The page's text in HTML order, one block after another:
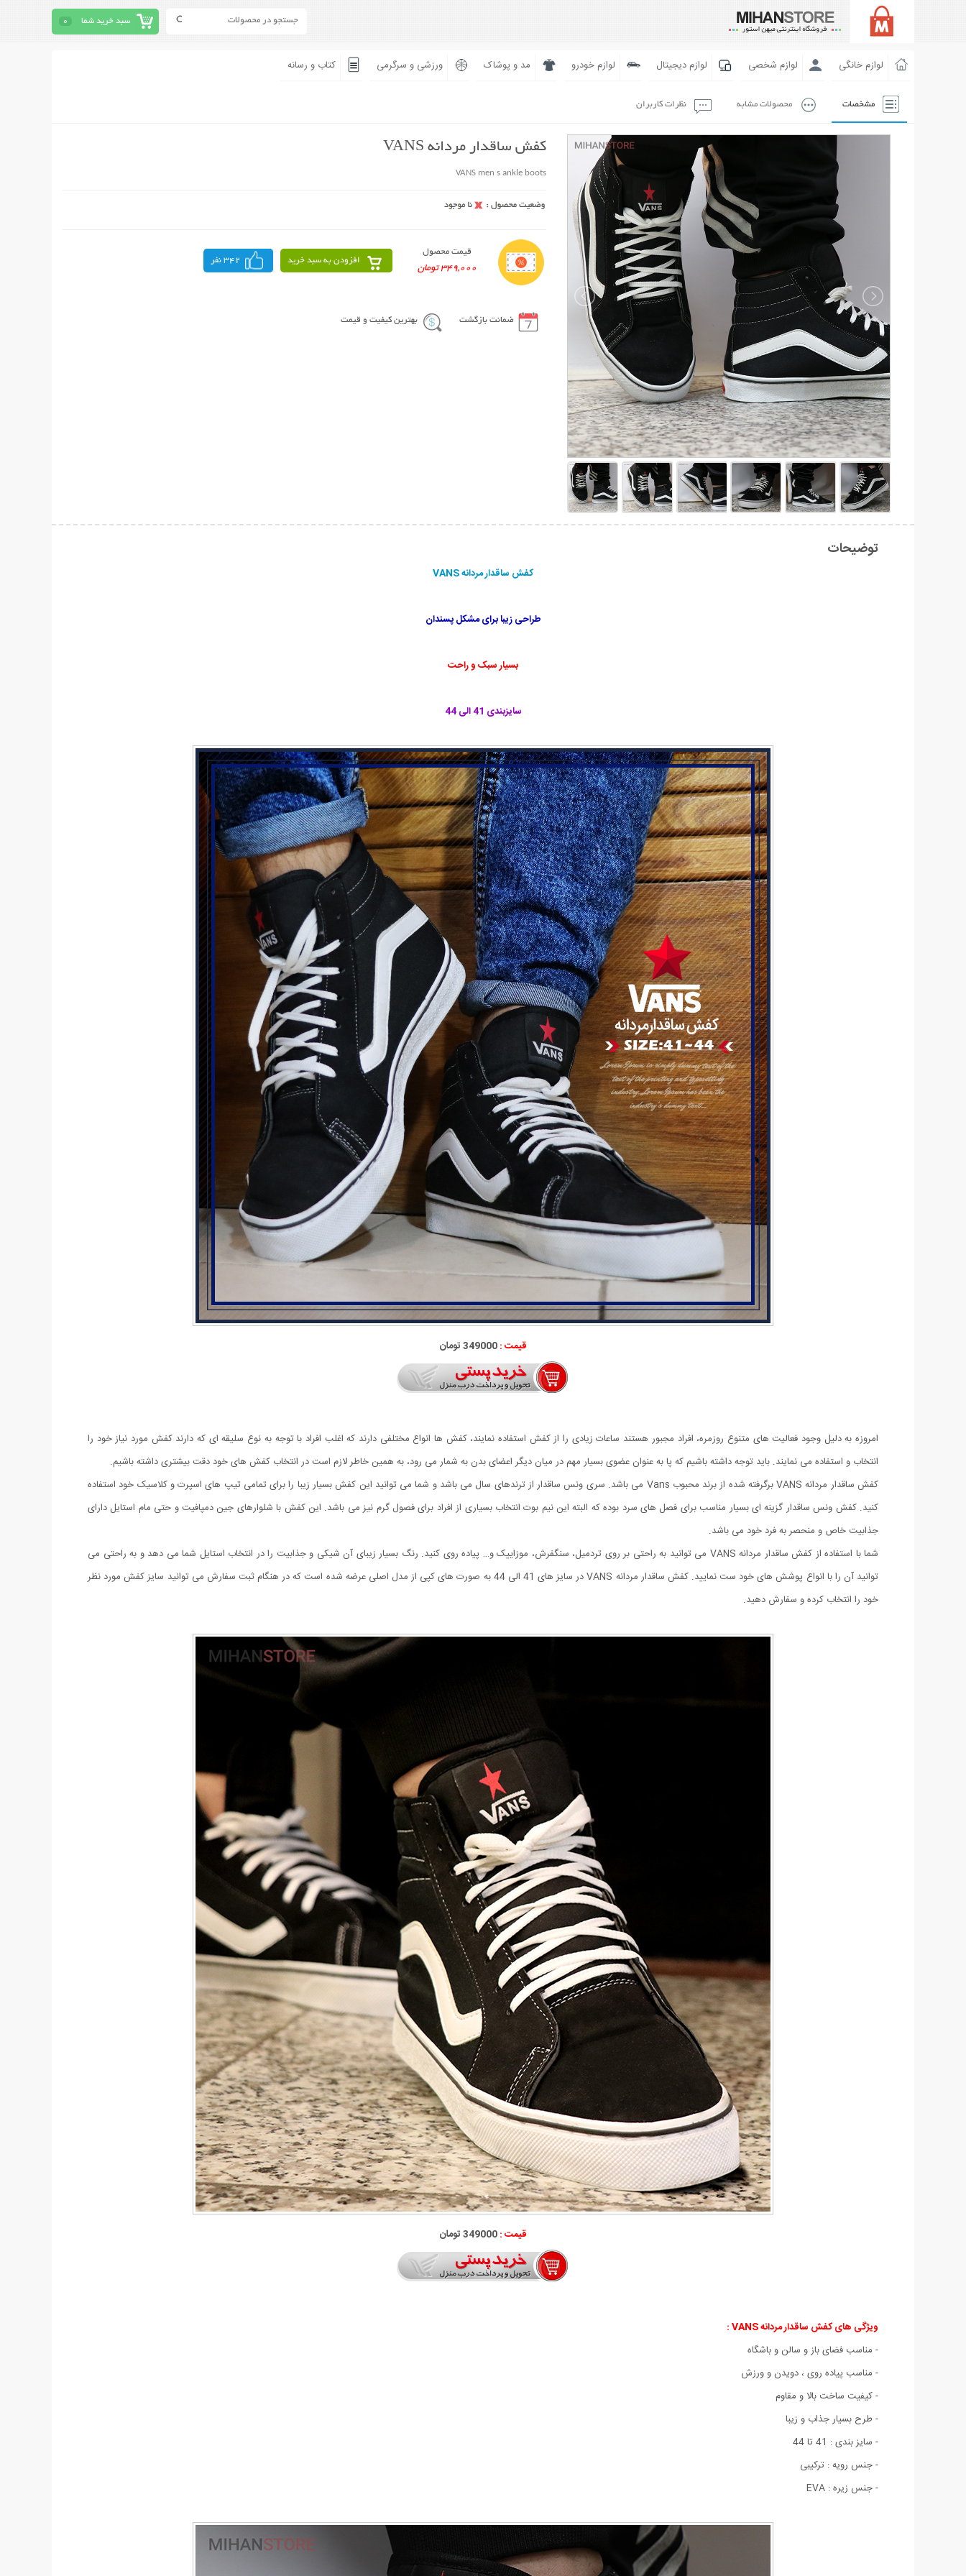
سبد خرید شما 0
لوازم خانگی لوازم شخصی لوازم دیجیتال لوازم خودرو مد و پوشاک ورزشی و سرگرمی کتاب و رسانه
مشخصات محصولات مشابه نظرات کاربران
کفش ساقدار مردانه VANS
VANS men s ankle boots
قیمت محصول
349,000 تومان
افزودن به سبد خرید 342 نفر
ضمانت بازگشت بهترین کیفیت و قیمت
توضیحات
کفش ساقدار مردانه VANS
طراحی زیبا برای مشکل پسندان
بسیار سبک و راحت
سایزبندی 41 الی 44
قیمت :349000 تومان
امروزه به دلیل وجود فعالیت های متنوع روزمره، افراد مجبور هستند ساعات زیادی را از کفش استفاده نمایند، کفش ها انواع مختلفی دارند که اغلب افراد با توجه به نوع سلیقه ای که دارند کفش مورد نیاز خود را
انتخاب و استفاده می نمایند. باید توجه داشته باشیم که پا به عنوان عضوی بسیار مهم در میان دیگر اعضای بدن به شمار می رود، به همین خاطر لازم است در انتخاب کفش های خود دقت بیشتری داشته باشیم.
کفش ساقدار مردانه VANS برگرفته شده از برند محبوب Vans می باشد. سری ونس ساقدار از ترندهای سال می باشد و شما می توانید این کفش بسیار زیبا را برای تمامی تیپ های اسپرت و کلاسیک خود استفاده
کنید. کفش ونس ساقدار گزینه ای بسیار مناسب برای فصل های سرد بوده که البته این نیم بوت انتخاب بسیاری از افراد برای فصول گرم نیز می باشد. این کفش با شلوارهای جین دمپافیت و حتی مام استایل دارای
جذابیت خاص و منحصر به فرد خود می باشد.
شما با استفاده از کفش ساقدار مردانه VANS می توانید به راحتی بر روی تردمیل، سنگفرش، موزاییک و… پیاده روی کنید. رنگ بسیار زیبای آن شیکی و جذابیت را در انتخاب استایل شما می دهد و به راحتی می
توانید آن را با انواع پوشش های خود ست نمایید. کفش ساقدار مردانه VANS در سایز های 41 الی 44 به صورت های کپی از مدل اصلی عرضه شده است که در هنگام ثبت سفارش می توانید سایز کفش مورد نظر
خود را انتخاب کرده و سفارش دهید.
قیمت :349000 تومان
ویژگی های کفش ساقدار مردانه VANS :
- مناسب فضای باز و سالن و باشگاه
- مناسب پیاده روی ، دویدن و ورزش
- کیفیت ساخت بالا و مقاوم
- طرح بسیار جذاب و زیبا
- سایز بندی : 41 تا 44
- جنس رویه : ترکیبی
- جنس زیره : EVA